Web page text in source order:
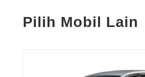
Pilih Mobil Lain